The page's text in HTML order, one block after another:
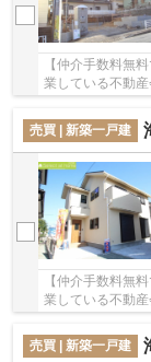
【仲介手数料無
業している不動
【仲介手数料無
売買 | 新築一戸建
【仲介手数料無
業している不動
【仲介手数料】
売買 | 新築一戸建